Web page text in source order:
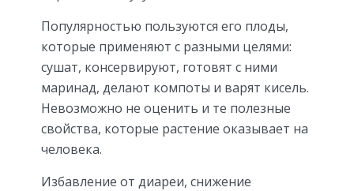
Популярностью пользуются его плоды,
которые применяют с разными целями:
сушат, консервируют, готовят с ними
маринад, делают компоты и варят кисель.
Невозможно не оценить и те полезные
свойства, которые растение оказывает на
человека.
Избавление от диареи, снижение